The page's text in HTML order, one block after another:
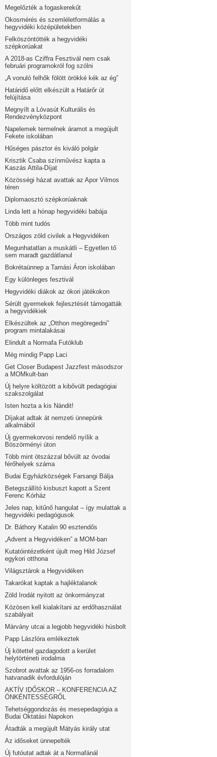
Megelőzték a fogaskerekűt
Okosmérés és szemléletformálás a
hegyvidéki középületekben
Felköszöntötték a hegyvidéki
szépkorúakat
A 2018-as Cziffra Fesztivál nem csak
februári programokról fog szólni
„A vonuló felhők fölött örökké kék az ég”
Határidő előtt elkészült a Határőr út
felújítása
Megnyílt a Lóvasút Kulturális és
Rendezvényközpont
Napelemek termelnek áramot a megújult
Fekete iskolában
Hűséges pásztor és kiváló polgár
Krisztik Csaba színművész kapta a
Kaszás Attila-Díjat
Közösségi házat avattak az Apor Vilmos
téren
Diplomaosztó szépkorúaknak
Linda lett a hónap hegyvidéki babája
Több mint tudós
Országos zöld civilek a Hegyvidéken
Megunhatatlan a muskátli – Egyetlen tő
sem maradt gazdátlanul
Bokrétaünnep a Tamási Áron iskolában
Egy különleges fesztivál
Hegyvidéki diákok az ókori játékokon
Sérült gyermekek fejlesztését támogatták
a hegyvidékiek
Elkészültek az „Otthon megöregedni”
program mintalakásai
Elindult a Normafa Futóklub
Még mindig Papp Laci
Get Closer Budapest Jazzfest másodszor
a MOMkult-ban
Új helyre költözött a kibővült pedagógiai
szakszolgálat
Isten hozta a kis Nándit!
Díjakat adtak át nemzeti ünnepünk
alkalmából
Új gyermekorvosi rendelő nyílik a
Böszörményi úton
Több mint ötszázzal bővült az óvodai
férőhelyek száma
Budai Egyházközségek Farsangi Bálja
Betegszállító kisbuszt kapott a Szent
Ferenc Kórház
Jeles nap, kitűnő hangulat – így mulattak a
hegyvidéki pedagógusok
Dr. Báthory Katalin 90 esztendős
„Advent a Hegyvidéken” a MOM-ban
Kutatóintézetként újult meg Hild József
egykori otthona
Világsztárok a Hegyvidéken
Takarókat kaptak a hajléktalanok
Zöld Irodát nyitott az önkormányzat
Közösen kell kialakítani az erdőhasználat
szabályait
Márvány utcai a legjobb hegyvidéki húsbolt
Papp Lászlóra emlékeztek
Új kötettel gazdagodott a kerület
helytörténeti irodalma
Szobrot avattak az 1956-os forradalom
hatvanadik évfordulóján
AKTÍV IDŐSKOR – KONFERENCIA AZ
ÖNKÉNTESSÉGRŐL
Tehetséggondozás és mesepedagógia a
Budai Oktatási Napokon
Átadták a megújult Mátyás király utat
Az időseket ünnepelték
Új futóutat adtak át a Normafánál